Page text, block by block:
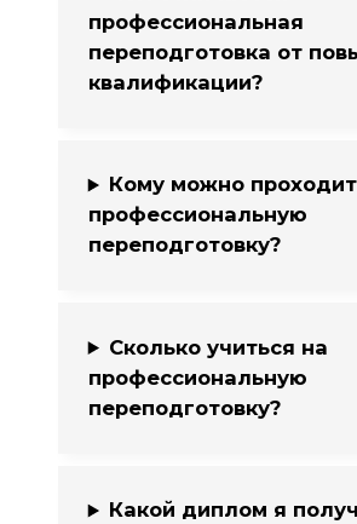
профессиональная
переподготовка от
квалификации?
Кому можно
профессиональную
переподготовку?
Сколько учиться на
профессиональную
переподготовку?
Какой диплом я